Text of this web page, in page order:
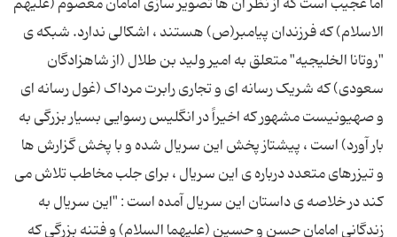
الاسلام) که فرزندان پیامبر(ص) هستند ، اشکالی ندارد. شبكه ی
"روتانا الخلیجیه" متعلق به امیر ولید بن طلال (از شاهزادگان
سعودی) كه شریک رسانه ‌ای و تجاری رابرت مرداک (غول رسانه ‌ای
و صهیونیست مشهور كه اخیراً در انگلیس رسوایی بسیار بزرگی به
بار آورد) است ، پیشتاز پخش این سریال شده و با پخش گزارش‌ ها
و تیزرهای متعدد درباره ی این سریال ، برای جلب مخاطب تلاش می
‌كند در خلاصه ی داستان این سریال آمده است : "این سریال به
زندگانی امامان حسن و حسین (علیهما ‌السلام) و فتنه بزرگی كه